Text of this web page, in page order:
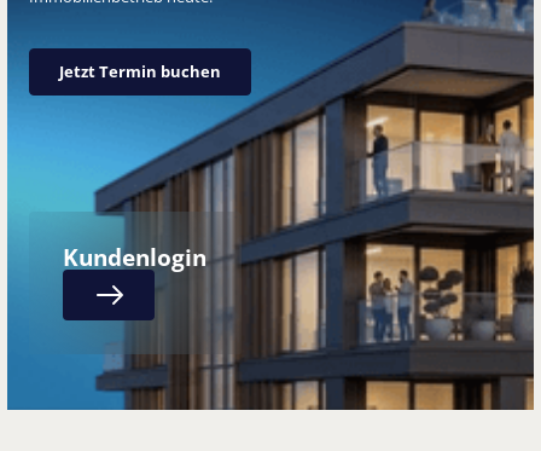
Jetzt Termin buchen
Jetzt Termin buchen
Kundenlogin